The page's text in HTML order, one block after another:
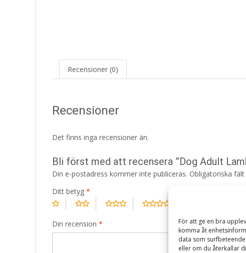
För att ge en bra
komma åt
data som
eller om du återkallar
Recensioner (0)
Recensioner
Det finns inga recensioner än.
Bli först med att recensera ”Dog Adult
Din e-postadress kommer inte publiceras. Obligatoriska
Ditt betyg *
Din recension *